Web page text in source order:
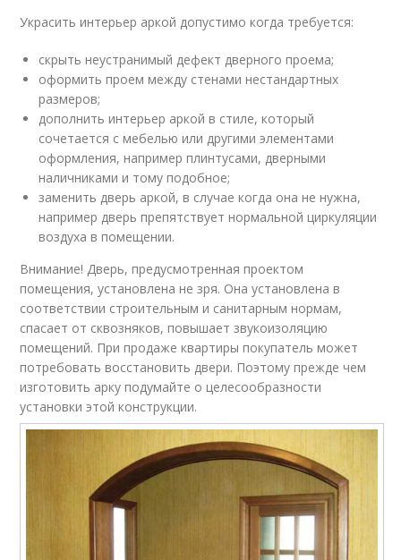
Украсить интерьер аркой допустимо когда требуется:
скрыть неустранимый дефект дверного проема;
оформить проем между стенами нестандартных
размеров;
дополнить интерьер аркой в стиле, который
сочетается с мебелью или другими элементами
оформления, например плинтусами, дверными
наличниками и тому подобное;
заменить дверь аркой, в случае когда она не нужна,
например дверь препятствует нормальной циркуляции
воздуха в помещении.
Внимание! Дверь, предусмотренная проектом
помещения, установлена не зря. Она установлена в
соответствии строительным и санитарным нормам,
спасает от сквозняков, повышает звукоизоляцию
помещений. При продаже квартиры покупатель может
потребовать восстановить двери. Поэтому прежде чем
изготовить арку подумайте о целесообразности
установки этой конструкции.